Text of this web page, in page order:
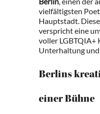
vielfältigsten
Hauptstadt.
verspricht eine
voller LGBTQIA+
Unterhaltung
Berlins
einer Bühne